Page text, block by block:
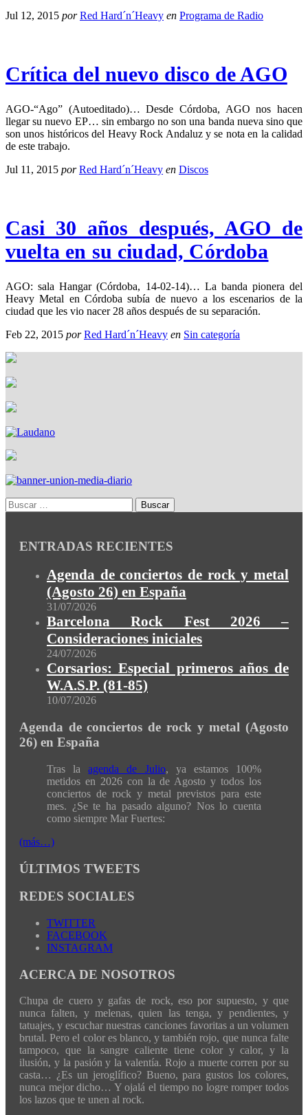
Jul 12, 2015 por Red Hard´n´Heavy en Programa de Radio
Crítica del nuevo disco de AGO
AGO-“Ago” (Autoeditado)… Desde Córdoba, AGO nos hacen
llegar su nuevo EP… sin embargo no son una banda nueva sino que
son unos históricos del Heavy Rock Andaluz y se nota en la calidad
de este trabajo.
Jul 11, 2015 por Red Hard´n´Heavy en Discos
Casi 30 años después, AGO de
vuelta en su ciudad, Córdoba
AGO: sala Hangar (Córdoba, 14-02-14)… La banda pionera del
Heavy Metal en Córdoba subía de nuevo a los escenarios de la
ciudad que les vio nacer 28 años después de su separación.
Feb 22, 2015 por Red Hard´n´Heavy en Sin categoría
ENTRADAS RECIENTES
Agenda de conciertos de rock y metal
(Agosto 26) en España
31/07/2026
Barcelona Rock Fest 2026 –
Consideraciones iniciales
24/07/2026
Corsarios: Especial primeros años de
W.A.S.P. (81-85)
10/07/2026
Agenda de conciertos de rock y metal (Agosto
26) en España
Tras laagenda de Julio, ya estamos 100%
metidos en 2026 con la de Agosto y todos los
conciertos de rock y metal previstos para este
mes. ¿Se te ha pasado alguno? Nos lo cuenta
como siempre Mar Fuertes:
(más…)
ÚLTIMOS TWEETS
REDES SOCIALES
TWITTER
FACEBOOK
INSTAGRAM
ACERCA DE NOSOTROS
Chupa de cuero y gafas de rock, eso por supuesto, y que
nunca falten, y melenas, quien las tenga, y pendientes, y
tatuajes, y escuchar nuestras canciones favoritas a un volumen
brutal. Pero el color es blanco, y también rojo, que nunca falte
tampoco, que la sangre caliente tiene color y calor, y la
ilusión, y la pasión y la valentía. Rojo a muerte corren por su
casta… ¿Es un jeroglífico? Bueno, para gustos los colores,
nunca mejor dicho… Y ojalá el tiempo no logre romper todos
los lazos que te unen al rock.